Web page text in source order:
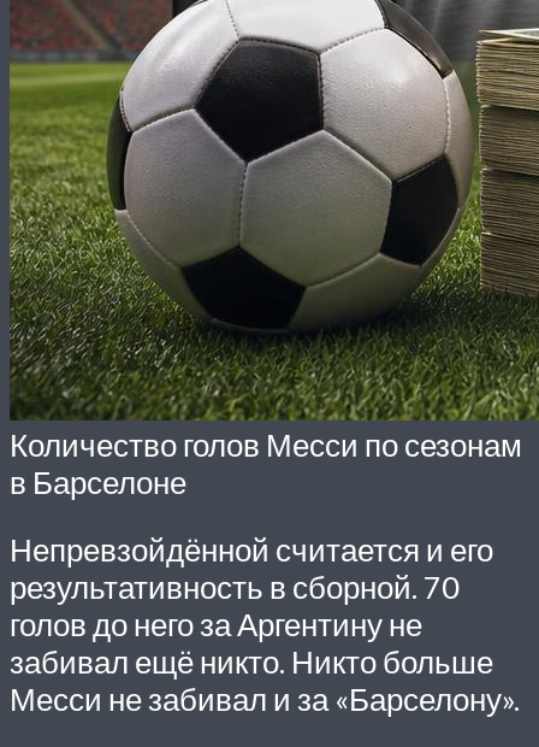
Количество голов Месси по сезонам
в Барселоне
Непревзойдённой считается и его
результативность в сборной. 70
голов до него за Аргентину не
забивал ещё никто. Никто больше
Месси не забивал и за «Барселону».